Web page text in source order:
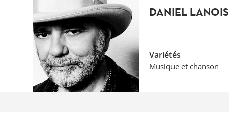
DANIEL LANOIS
Variétés
Musique et chanson